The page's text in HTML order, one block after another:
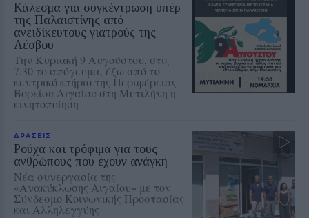
Κάλεσμα για συγκέντρωση υπέρ
της Παλαιστίνης από
ανειδίκευτους γιατρούς της
Λέσβου
Την Κυριακή 9 Αυγούστου, στις
7.30 το απόγευμα, έξω από το
κεντρικό κτήριο της Περιφέρειας
Βορείου Αιγαίου στη Μυτιλήνη η
κινητοποίηση
ΔΡΑΣΕΙΣ
Ρούχα και τρόφιμα για τους
ανθρώπους που έχουν ανάγκη
Νέα συνεργασία της
«Ανακύκλωσης Αιγαίου» με τον
Σύνδεσμο Κοινωνικής Προστασίας
και Αλληλεγγύης